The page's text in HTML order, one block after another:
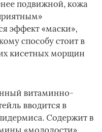
подвижной, кожа
эффект «маски»,
способу стоит в
кисетных морщин
витаминно-
вводится в
Содержит в